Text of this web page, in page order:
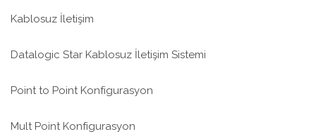
Kablosuz İletişim
Datalogic Star Kablosuz İletişim Sistemi
Point to Point Konfigurasyon
Mult Point Konfigurasyon